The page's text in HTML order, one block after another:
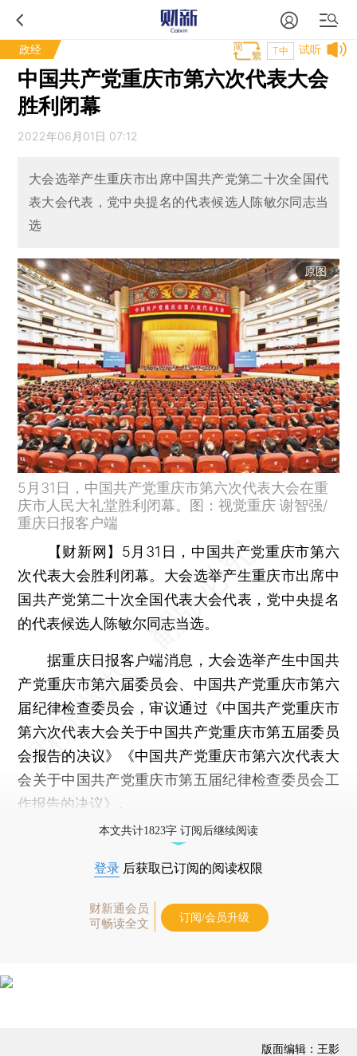
政经 试听
T中
中国共产党重庆市第六次代表大会
胜利闭幕
2022年06月01日 07:12
大会选举产生重庆市出席中国共产党第二十次全国代
表大会代表，党中央提名的代表候选人陈敏尔同志当
选
原图
5月31日，中国共产党重庆市第六次代表大会在重
庆市人民大礼堂胜利闭幕。图：视觉重庆 谢智强/
重庆日报客户端
【财新网】 5月31日，中国共产党重庆市第六
次代表大会胜利闭幕。大会选举产生重庆市出席中
国共产党第二十次全国代表大会代表，党中央提名
的代表候选人陈敏尔同志当选。
据重庆日报客户端消息，大会选举产生中国共
产党重庆市第六届委员会、中国共产党重庆市第六
届纪律检查委员会，审议通过《中国共产党重庆市
第六次代表大会关于中国共产党重庆市第五届委员
会报告的决议》《中国共产党重庆市第六次代表大
会关于中国共产党重庆市第五届纪律检查委员会工
作报告的决议》。
本文共计1823字 订阅后继续阅读
登录 后获取已订阅的阅读权限
财新通会员
可畅读全文
订阅/会员升级
版面编辑：王影